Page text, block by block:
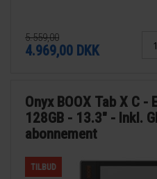
5.559,00
4.969,00 DKK
Onyx BOOX Tab X C
128GB - 13.3" - Inkl.
abonnement
TILBUD